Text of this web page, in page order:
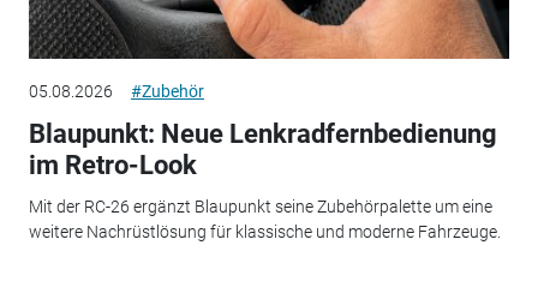
05.08.2026 #Zubehör
Blaupunkt: Neue Lenkradfernbedienung
im Retro-Look
Mit der RC-26 ergänzt Blaupunkt seine Zubehörpalette um eine
weitere Nachrüstlösung für klassische und moderne Fahrzeuge.